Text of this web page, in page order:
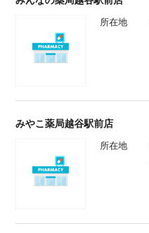
所在地
みやこ薬局越谷駅前店
所在地